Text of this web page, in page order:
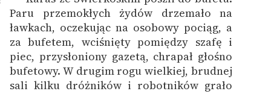
Paru przemokłych żydów drzemało na
ławkach, oczekując na osobowy pociąg, a
za bufetem, wciśnięty pomiędzy szafę i
piec, przysłoniony gazetą, chrapał głośno
bufetowy. W drugim rogu wielkiej, brudnej
sali kilku dróżników i robotników grało